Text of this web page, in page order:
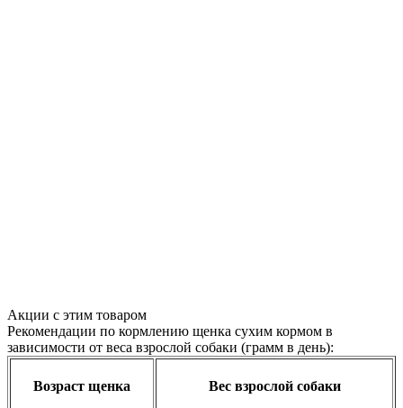
Акции с этим товаром
Рекомендации по кормлению щенка сухим кормом в
зависимости от веса взрослой собаки (грамм в день):
Возраст щенка Вес взрослой собаки